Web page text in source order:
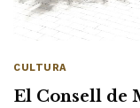
CULTURA
El Consell de